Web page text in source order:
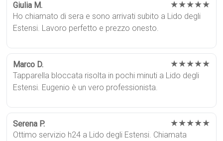
Giulia M. ★★★★★
Ho chiamato di sera e sono arrivati subito a Lido degli
Estensi. Lavoro perfetto e prezzo onesto.
Marco D. ★★★★★
Tapparella bloccata risolta in pochi minuti a Lido degli
Estensi. Eugenio è un vero professionista.
Serena P. ★★★★★
Ottimo servizio h24 a Lido degli Estensi. Chiamata